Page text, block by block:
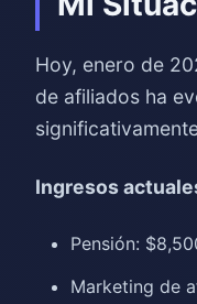
Hoy, enero de
de afiliados ha
Ingresos
Pensión:
Marketing de